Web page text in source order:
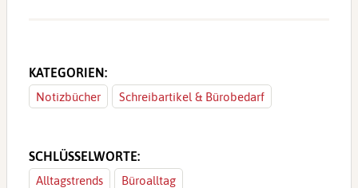
KATEGORIEN:
Notizbücher Schreibartikel & Bürobedarf
SCHLÜSSELWORTE:
Alltagstrends Büroalltag